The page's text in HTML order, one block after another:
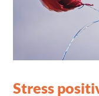
Stress